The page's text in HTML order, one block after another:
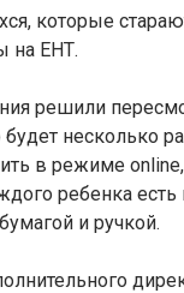
которые
на ЕНТ.
решили
несколько
в режиме
ребенка
и ручкой.